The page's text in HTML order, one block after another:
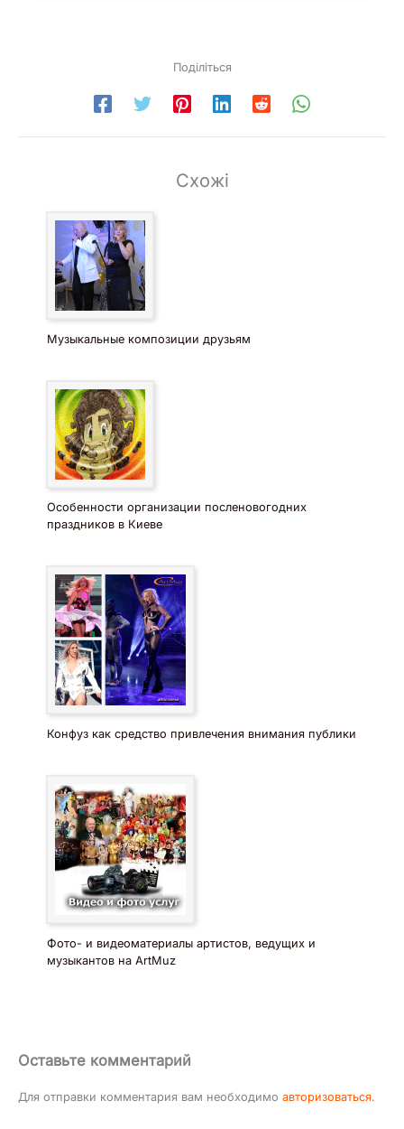
Поділіться
Схожі
Музыкальные композиции друзьям
Особенности организации посленовогодних
праздников в Киеве
Конфуз как средство привлечения внимания публики
Фото- и видеоматериалы артистов, ведущих и
музыкантов на ArtMuz
Оставьте комментарий
Для отправки комментария вам необходимо авторизоваться.